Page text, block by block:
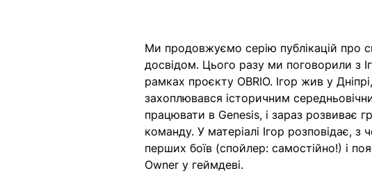
Ми продовжуємо серію публікацій про
досвідом. Цього разу ми поговорили з
рамках проєкту OBRIO. Ігор жив у
захоплювався історичним
працювати в Genesis, і зараз розвиває
команду. У матеріалі Ігор розповідає,
перших боїв (спойлер: самостійно!) і
Owner у геймдеві.